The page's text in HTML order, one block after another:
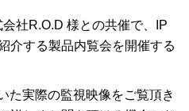
社R.O.D 様との共催で、IP
介する製品内覧会を開催する
た実際の監視映像をご覧頂き